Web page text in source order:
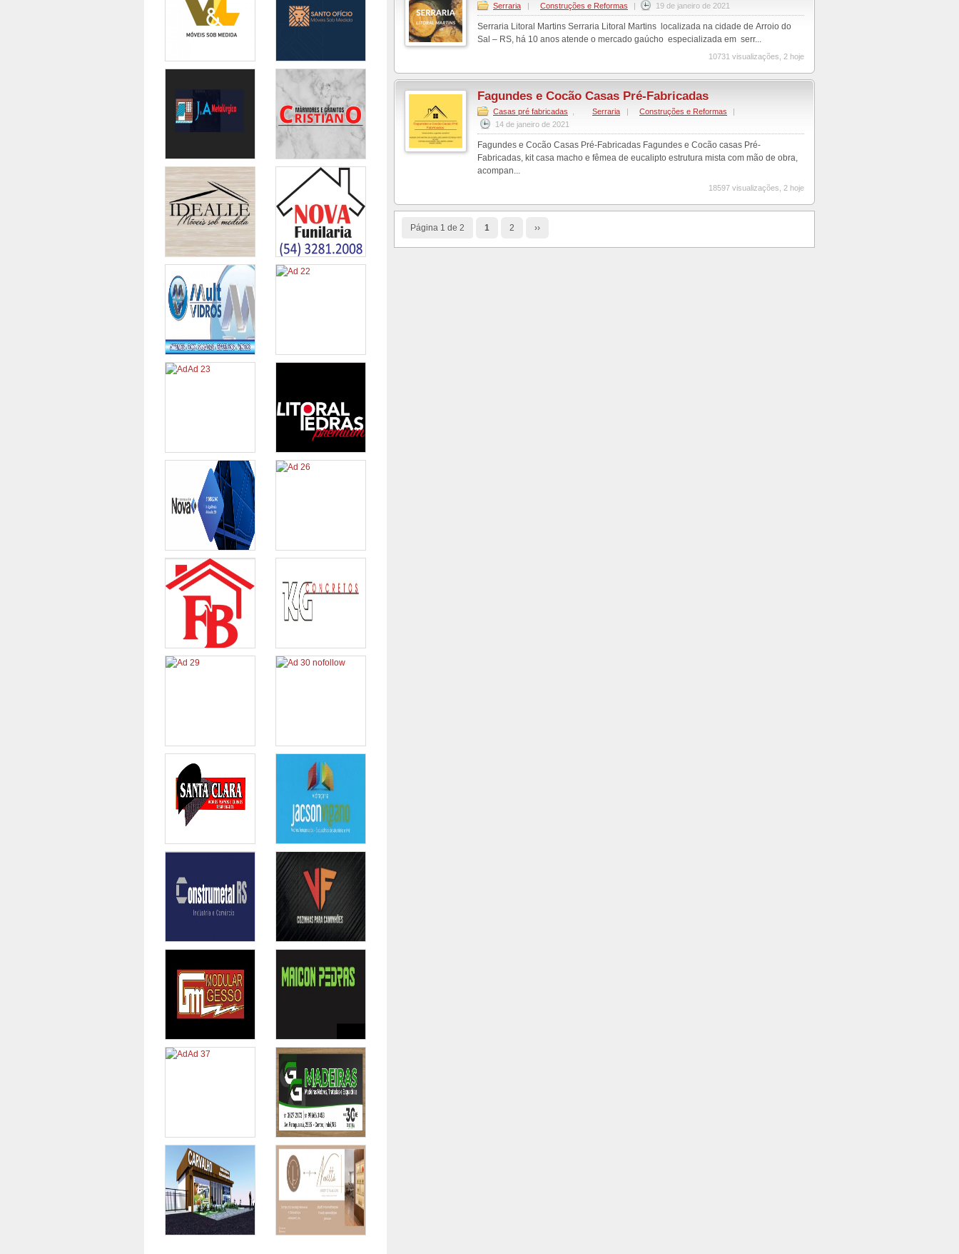
Serraria | Construções e Reformas | 19 de janeiro de 2021
Serraria Litoral Martins Serraria Litoral Martins localizada na cidade de Arroio do
Sal – RS, há 10 anos atende o mercado gaúcho especializada em serr...
10731 visualizações, 2 hoje
Fagundes e Cocão Casas Pré-Fabricadas
Casas pré fabricadas Serraria | Construções e Reformas
|
14 de janeiro de 2021
Fagundes e Cocão Casas Pré-Fabricadas Fagundes e Cocão casas Pré-
Fabricadas, kit casa macho e fêmea de eucalipto estrutura mista com mão de obra,
acompan...
18597 visualizações, 2 hoje
Página 1 de 2 1 2 ››